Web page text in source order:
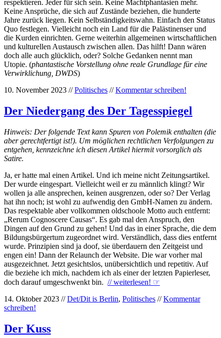
respektieren. Jeder für sich sein. Keine Machtphantasien mehr.
Keine Ansprüche, die sich auf Zustände beziehen, die hunderte
Jahre zurück liegen. Kein Selbständigkeitswahn. Einfach den Status
Quo festlegen. Vielleicht noch ein Land für die Palästinenser und
die Kurden einrichten. Gerne weiterhin allgemeinen wirtschaftlichen
und kulturellen Austausch zwischen allen. Das hilft! Dann wären
doch alle auch glücklich, oder? Solche Gedanken nennt man
Utopie. (phantastische Vorstellung ohne reale Grundlage für eine
Verwirklichung, DWDS)
10. November 2023 //Politisches //Kommentar schreiben!
Der Niedergang des Der Tagesspiegel
Hinweis: Der folgende Text kann Spuren von Polemik enthalten (die
aber gerechtfertigt ist!). Um möglichen rechtlichen Verfolgungen zu
entgehen, kennzeichne ich diesen Artikel hiermit vorsorglich als
Satire.
Ja, er hatte mal einen Artikel. Und ich meine nicht Zeitungsartikel.
Der wurde eingespart. Vielleicht weil er zu männlich klingt? Wir
wollen ja alle ansprechen, keinen ausgrenzen, oder so? Der Verlag
hat ihn noch; ist wohl zu aufwendig den GmbH-Namen zu ändern.
Das respektable aber vollkommen oldschoole Motto auch entfernt:
„Rerum Cognoscere Causas“. Es gab mal den Anspruch, den
Dingen auf den Grund zu gehen! Und das in einer Sprache, die dem
Bildungsbürgertum zugeordnet wird. Verständlich, dass dies entfernt
wurde. Prinzipien sind ja doof, sie überdauern den Zeitgeist und
engen ein! Dann der Relaunch der Website. Die war vorher mal
ausgezeichnet. Jetzt gesichtslos, unübersichtlich und repetitiv. Auf
die beziehe ich mich, nachdem ich als einer der letzten Papierleser,
doch darauf umgeschwenkt bin. // weiterlesen! ☞
14. Oktober 2023 //Det/Dit is Berlin, Politisches //Kommentar
schreiben!
Der Kuss